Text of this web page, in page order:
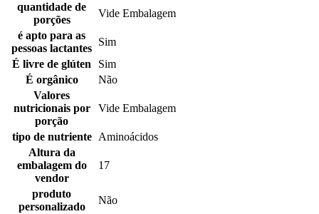
quantidade de
porções
Vide Embalagem
é apto para as
pessoas lactantes
Sim
É livre de glúten
Sim
É orgânico
Não
Valores
nutricionais por
porção
Vide Embalagem
tipo de nutriente
Aminoácidos
Altura da
embalagem do
vendor
17
produto
personalizado
Não